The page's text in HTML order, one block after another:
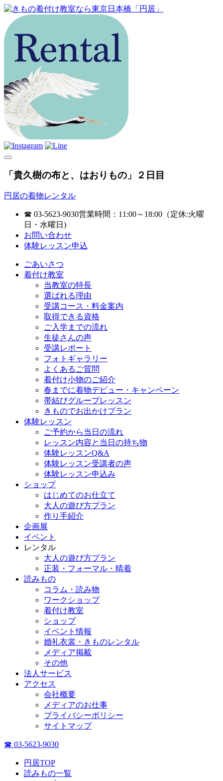
「貴久樹の布と、はおりもの」２日目
円居の着物レンタル
☎ 03-5623-9030営業時間：11:00～18:00（定休:火曜
日・水曜日)
お問い合わせ
体験レッスン申込
ごあいさつ
着付け教室
当教室の特長
選ばれる理由
受講コース・料金案内
取得できる資格
ご入学までの流れ
生徒さんの声
受講レポート
フォトギャラリー
よくあるご質問
着付け小物のご紹介
春までに着物デビュー・キャンペーン
帯結びグループレッスン
きものでお出かけプラン
体験レッスン
ご予約から当日の流れ
レッスン内容と当日の持ち物
体験レッスンQ&A
体験レッスン受講者の声
体験レッスン申込み
ショップ
はじめてのお仕立て
大人の遊び方プラン
作り手紹介
企画展
イベント
レンタル
大人の遊び方プラン
正装・フォーマル・晴着
読みもの
コラム・読み物
ワークショップ
着付け教室
ショップ
イベント情報
婚礼衣裳・きものレンタル
メディア掲載
その他
法人サービス
アクセス
会社概要
メディアのお仕事
プライバシーポリシー
サイトマップ
☎ 03-5623-9030
円居TOP
読みもの一覧